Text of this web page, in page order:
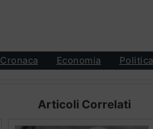
Cronaca Economia Politica
Articoli Correlati